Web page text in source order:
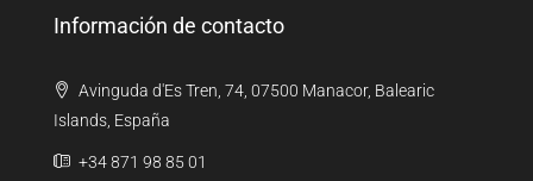
Información de contacto
Avinguda d'Es Tren, 74, 07500 Manacor, Balearic
Islands, España
+34 871 98 85 01